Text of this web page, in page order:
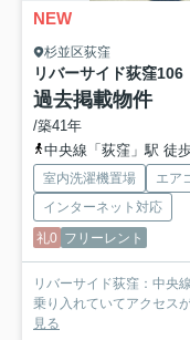
NEW
杉並区荻窪
リバーサイド荻窪106
過去掲載物件
/築41年
中央線「荻窪」駅 徒
室内洗濯機置場 エア
インターネット対応
礼0 フリーレント
リバーサイド荻窪：中央
乗り入れていてアクセス
見る